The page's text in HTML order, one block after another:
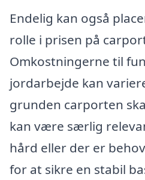
Endelig kan også
rolle i prisen på
Omkostningerne til
jordarbejde kan
grunden carporten
kan være særlig
hård eller der er
for at sikre en stabil